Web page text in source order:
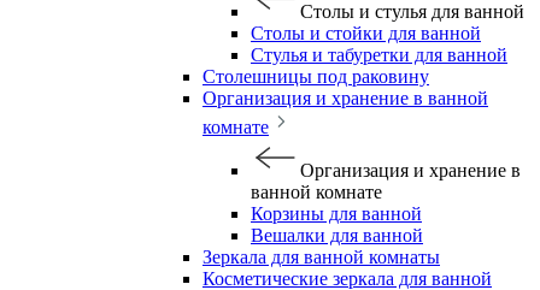
Столы и стулья для ванной
Столы и стойки для ванной
Стулья и табуретки для ванной
Столешницы под раковину
Организация и хранение в ванной
комнате
Организация и хранение в
ванной комнате
Корзины для ванной
Вешалки для ванной
Зеркала для ванной комнаты
Косметические зеркала для ванной